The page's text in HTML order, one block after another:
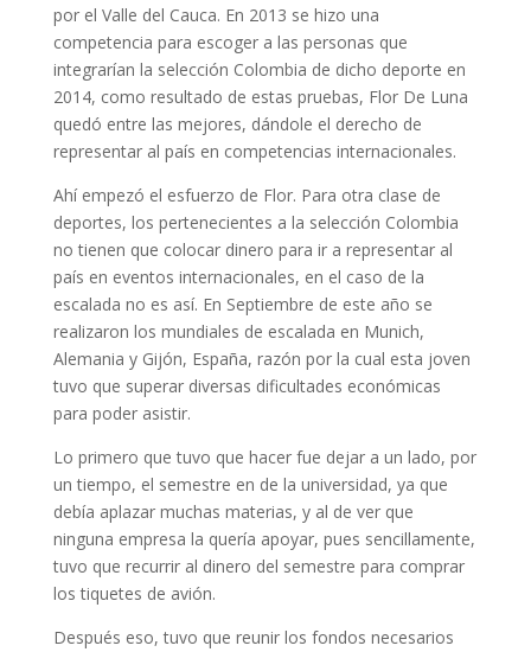
por el Valle del Cauca. En 2013 se hizo una
competencia para escoger a las personas que
integrarían la selección Colombia de dicho deporte en
2014, como resultado de estas pruebas, Flor De Luna
quedó entre las mejores, dándole el derecho de
representar al país en competencias internacionales.
Ahí empezó el esfuerzo de Flor. Para otra clase de
deportes, los pertenecientes a la selección Colombia
no tienen que colocar dinero para ir a representar al
país en eventos internacionales, en el caso de la
escalada no es así. En Septiembre de este año se
realizaron los mundiales de escalada en Munich,
Alemania y Gijón, España, razón por la cual esta joven
tuvo que superar diversas dificultades económicas
para poder asistir.
Lo primero que tuvo que hacer fue dejar a un lado, por
un tiempo, el semestre en de la universidad, ya que
debía aplazar muchas materias, y al de ver que
ninguna empresa la quería apoyar, pues sencillamente,
tuvo que recurrir al dinero del semestre para comprar
los tiquetes de avión.
Después eso, tuvo que reunir los fondos necesarios